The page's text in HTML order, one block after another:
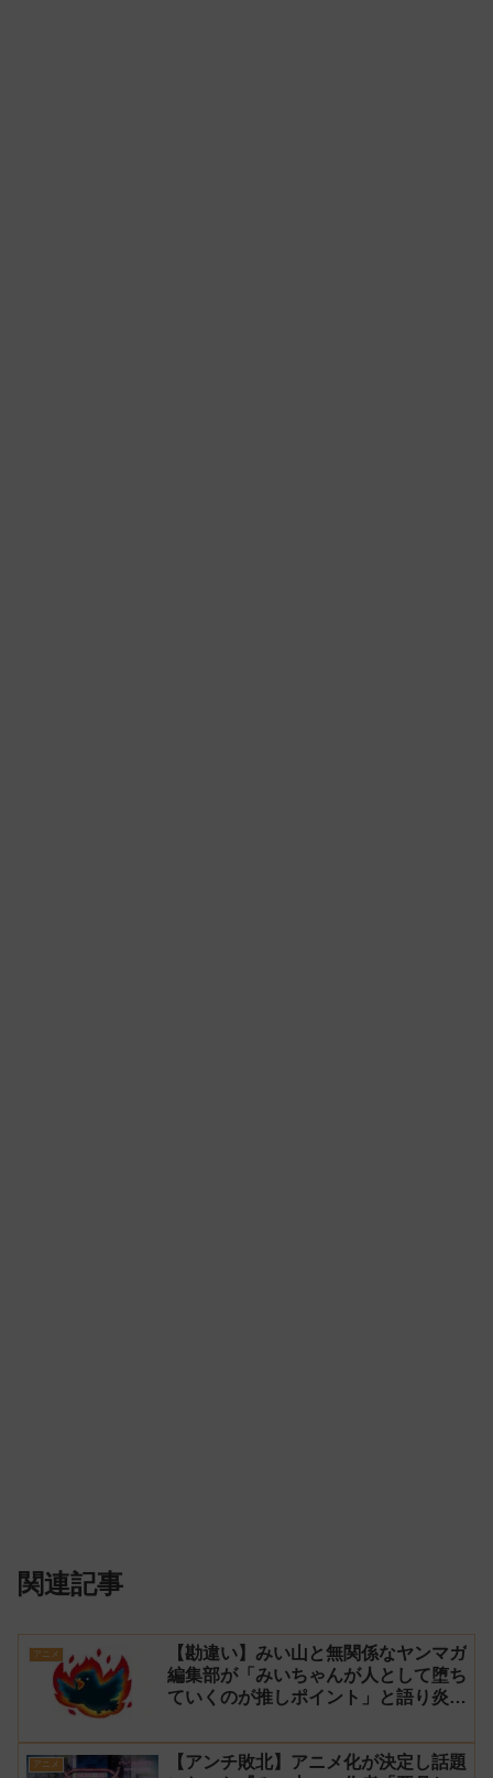
関連記事
アニメ
【勘違い】みい山と無関係なヤンマガ
編集部が「みいちゃんが人として堕ち
ていくのが推しポイント」と語り炎上
ス】
アニメ
【アンチ敗北】アニメ化が決定し話題